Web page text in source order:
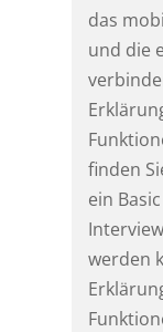
das
und die
finden
ein
werden